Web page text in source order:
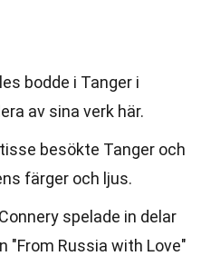
bodde i Tanger i
av sina verk här.
besökte Tanger och
färger och ljus.
spelade in delar
"From Russia with Love"